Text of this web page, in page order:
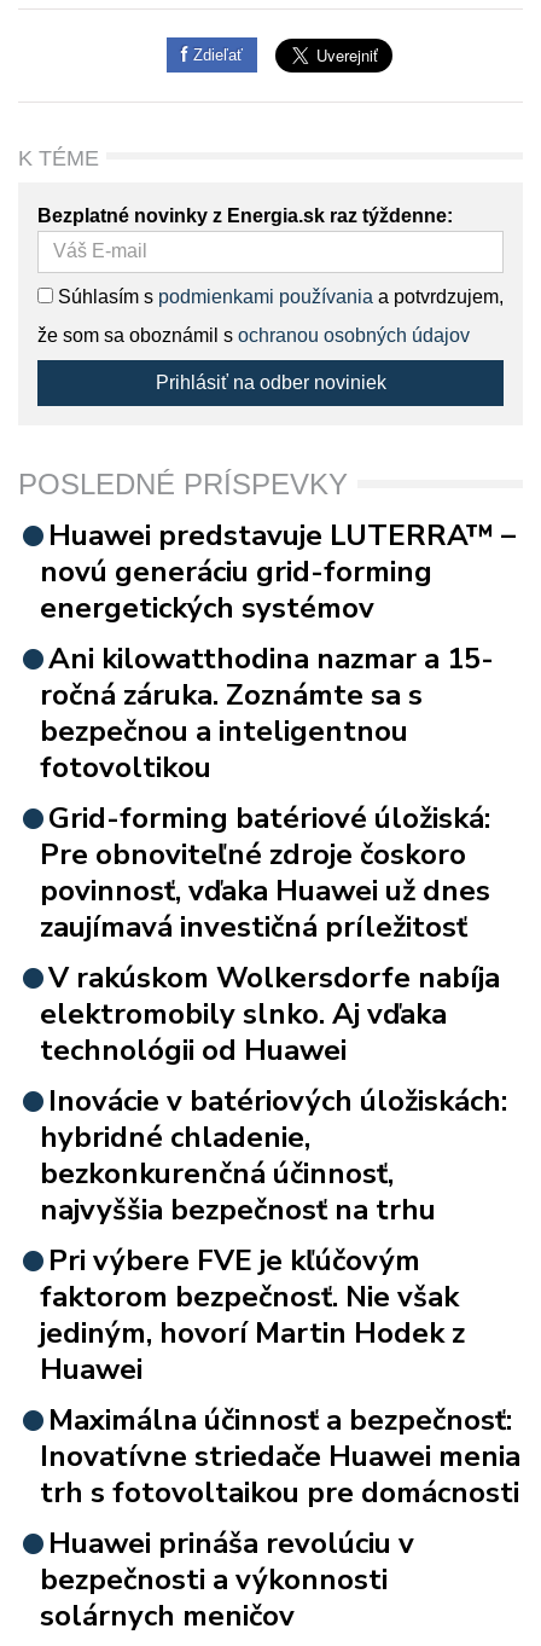
Zdieľať
K TÉME
Bezplatné novinky z Energia.sk raz týždenne:
Súhlasím s podmienkami používania a potvrdzujem,
že som sa oboznámil s ochranou osobných údajov
Prihlásiť na odber noviniek
POSLEDNÉ PRÍSPEVKY
Huawei predstavuje LUTERRA™ –
novú generáciu grid-forming
energetických systémov
Ani kilowatthodina nazmar a 15-
ročná záruka. Zoznámte sa s
bezpečnou a inteligentnou
fotovoltikou
Grid-forming batériové úložiská:
Pre obnoviteľné zdroje čoskoro
povinnosť, vďaka Huawei už dnes
zaujímavá investičná príležitosť
V rakúskom Wolkersdorfe nabíja
elektromobily slnko. Aj vďaka
technológii od Huawei
Inovácie v batériových úložiskách:
hybridné chladenie,
bezkonkurenčná účinnosť,
najvyššia bezpečnosť na trhu
Pri výbere FVE je kľúčovým
faktorom bezpečnosť. Nie však
jediným, hovorí Martin Hodek z
Huawei
Maximálna účinnosť a bezpečnosť:
Inovatívne striedače Huawei menia
trh s fotovoltaikou pre domácnosti
Huawei prináša revolúciu v
bezpečnosti a výkonnosti
solárnych meničov